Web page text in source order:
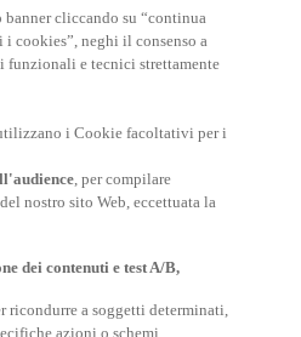
banner cliccando su “continua
i cookies”, neghi il consenso a
e tecnici strettamente
i Cookie facoltativi per i
, per compilare
nostro sito Web, eccettuata la
dei contenuti e test A/B,
ricondurre a soggetti determinati,
azioni o schemi